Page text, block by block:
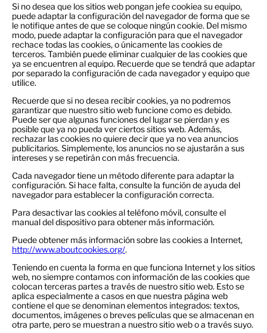
Si no desea que los sitios web pongan jefe cookiea su equipo,
puede adaptar la configuración del navegador de forma que se
le notifique antes de que se coloque ningún cookie. Del mismo
modo, puede adaptar la configuración para que el navegador
rechace todas las cookies, o únicamente las cookies de
terceros. También puede eliminar cualquier de las cookies que
ya se encuentren al equipo. Recuerde que se tendrá que adaptar
por separado la configuración de cada navegador y equipo que
utilice.
Recuerde que si no desea recibir cookies, ya no podremos
garantizar que nuestro sitio web funcione como es debido.
Puede ser que algunas funciones del lugar se pierdan y es
posible que ya no pueda ver ciertos sitios web. Además,
rechazar las cookies no quiere decir que ya no vea anuncios
publicitarios. Simplemente, los anuncios no se ajustarán a sus
intereses y se repetirán con más frecuencia.
Cada navegador tiene un método diferente para adaptar la
configuración. Si hace falta, consulte la función de ayuda del
navegador para establecer la configuración correcta.
Para desactivar las cookies al teléfono móvil, consulte el
manual del dispositivo para obtener más información.
Puede obtener más información sobre las cookies a Internet,
http://www.aboutcookies.org/.
Teniendo en cuenta la forma en que funciona Internet y los sitios
web, no siempre contamos con información de las cookies que
colocan terceras partes a través de nuestro sitio web. Esto se
aplica especialmente a casos en que nuestra página web
contiene el que se denominan elementos integrados: textos,
documentos, imágenes o breves películas que se almacenan en
otra parte, pero se muestran a nuestro sitio web o a través suyo.